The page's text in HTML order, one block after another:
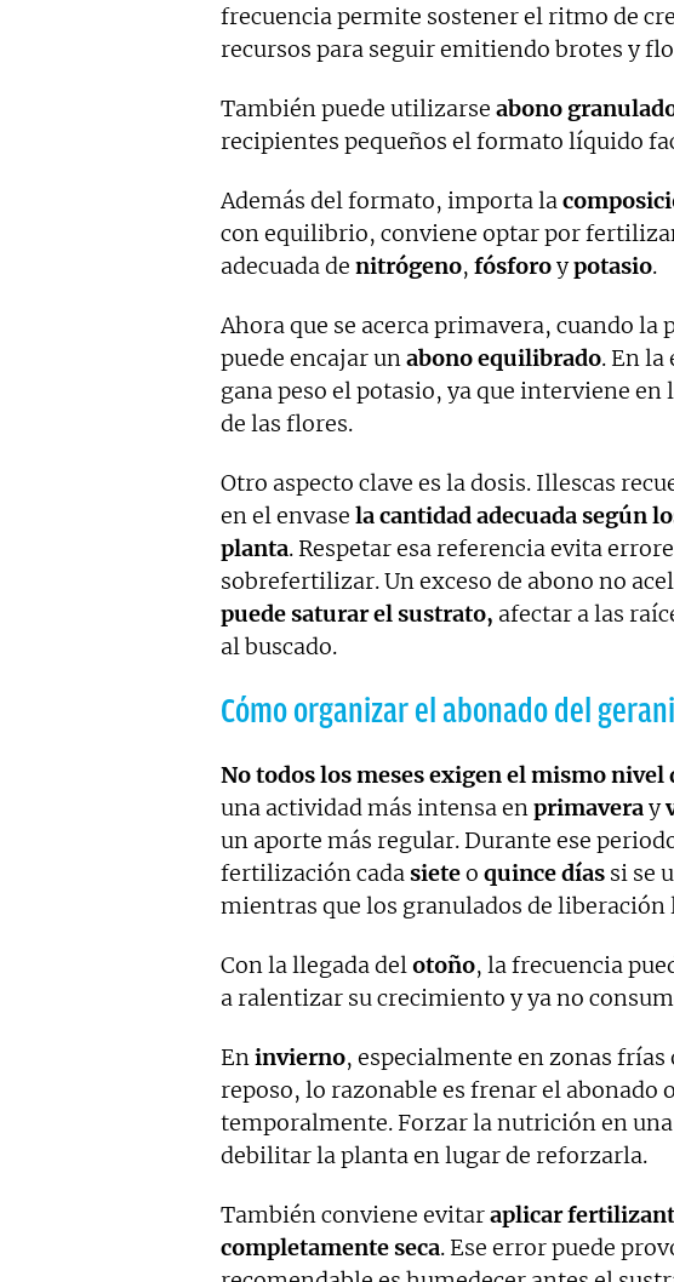
frecuencia permite sostener el ritmo de
recursos para seguir emitiendo brotes y
También puede utilizarse abono
recipientes pequeños el formato líquido
Además del formato, importa la
con equilibrio, conviene optar por
adecuada de nitrógeno, fósforoypotasio.
Ahora que se acerca primavera, cuando
puede encajar unabono equilibrado. En
gana peso el potasio, ya que interviene
de las flores.
Otro aspecto clave es la dosis. Illescas
en el envase la cantidad adecuada según
planta. Respetar esa referencia evita
sobrefertilizar. Un exceso de abono no
puede saturar el sustrato, afectar a las
al buscado.
Cómo organizar el abonado del
No todos los meses exigen el mismo
una actividad más intensa enprimaveray
un aporte más regular. Durante ese
fertilización cadasieteo quincedías si se
mientras que los granulados de liberación
Con la llegada delotoño, la frecuencia
a ralentizar su crecimiento y ya no
Eninvierno, especialmente en zonas
reposo, lo razonable es frenar el abonado
temporalmente. Forzar la nutrición en
debilitar la planta en lugar de reforzarla.
También conviene evitaraplicar
completamente seca. Ese error puede